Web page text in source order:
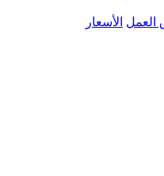
العمل الأسعار